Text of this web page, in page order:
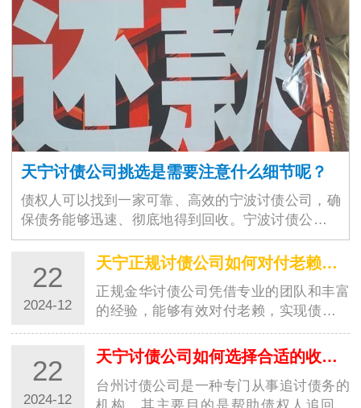
天宁讨债公司挑选是需要注意什么细节呢？
债权人可以找到一家可靠、高效的宁波讨债公司，确
保债务能够迅速、彻底地得到回收。宁波讨债公司的
选择不仅仅是为了解决眼前的经济问题，更是为了维
护商业环境的稳定与良好运作。随着商业交易的增加
和…
22
2024-12
天宁正规讨债公司如何对付老赖？都有哪些高招？
正规金华讨债公司凭借专业的团队和丰富
的经验，能够有效对付老赖，实现债务追
讨的目标。这些高招的运用，让讨债行业
更加规范，并为债权人提供了更好的保
障。随着社会经济的发展，讨债行业也越
来越受到…
22
2024-12
天宁讨债公司如何选择合适的收费方式？
台州讨债公司是一种专门从事追讨债务的